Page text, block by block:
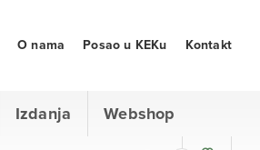
Izdanja Webshop
O nama Posao u KEKu Kontakt